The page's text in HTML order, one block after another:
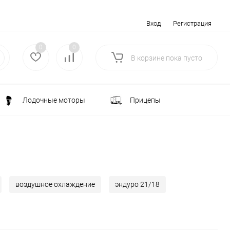
Вход Регистрация
0 0
В корзине пока пусто
Лодочные моторы Прицепы
воздушное охлаждение эндуро 21/18